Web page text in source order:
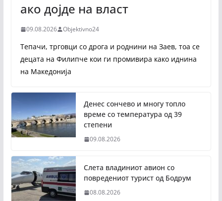
ако дојде на власт
09.08.2026 Objektivno24
Тепачи, трговци со дрога и роднини на Заев, тоа се
децата на Филипче кои ги промивира како иднина
на Македонија
Денес сончево и многу топло
време со температура од 39
степени
09.08.2026
Слета владиниот авион со
повредениот турист од Бодрум
08.08.2026